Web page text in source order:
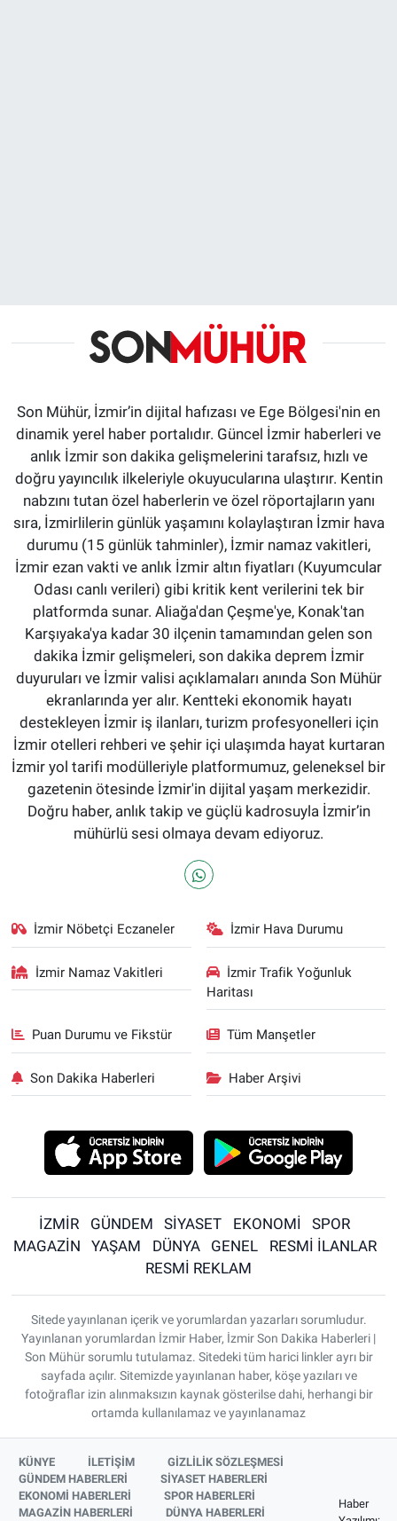
Son Mühür, İzmir’in dijital hafızası ve Ege Bölgesi'nin en
dinamik yerel haber portalıdır. Güncel İzmir haberleri ve
anlık İzmir son dakika gelişmelerini tarafsız, hızlı ve
doğru yayıncılık ilkeleriyle okuyucularına ulaştırır. Kentin
nabzını tutan özel haberlerin ve özel röportajların yanı
sıra, İzmirlilerin günlük yaşamını kolaylaştıran İzmir hava
durumu (15 günlük tahminler), İzmir namaz vakitleri,
İzmir ezan vakti ve anlık İzmir altın fiyatları (Kuyumcular
Odası canlı verileri) gibi kritik kent verilerini tek bir
platformda sunar. Aliağa'dan Çeşme'ye, Konak'tan
Karşıyaka'ya kadar 30 ilçenin tamamından gelen son
dakika İzmir gelişmeleri, son dakika deprem İzmir
duyuruları ve İzmir valisi açıklamaları anında Son Mühür
ekranlarında yer alır. Kentteki ekonomik hayatı
destekleyen İzmir iş ilanları, turizm profesyonelleri için
İzmir otelleri rehberi ve şehir içi ulaşımda hayat kurtaran
İzmir yol tarifi modülleriyle platformumuz, geleneksel bir
gazetenin ötesinde İzmir'in dijital yaşam merkezidir.
Doğru haber, anlık takip ve güçlü kadrosuyla İzmir’in
mühürlü sesi olmaya devam ediyoruz.
İzmir Nöbetçi Eczaneler İzmir Hava Durumu
İzmir Namaz Vakitleri
İzmir Trafik Yoğunluk
Haritası
Puan Durumu ve Fikstür Tüm Manşetler
Son Dakika Haberleri Haber Arşivi
İZMİR GÜNDEM SİYASET EKONOMİ
SPOR
MAGAZİN
YAŞAM DÜNYA GENEL
RESMİ İLANLAR
RESMİ REKLAM
Sitede yayınlanan içerik ve yorumlardan yazarları sorumludur.
Yayınlanan yorumlardan İzmir Haber, İzmir Son Dakika Haberleri |
Son Mühür sorumlu tutulamaz. Sitedeki tüm harici linkler ayrı bir
sayfada açılır. Sitemizde yayınlanan haber, köşe yazıları ve
fotoğraflar izin alınmaksızın kaynak gösterilse dahi, herhangi bir
ortamda kullanılamaz ve yayınlanamaz
KÜNYE İLETİŞİM
GİZLİLİK SÖZLEŞMESİ
GÜNDEM HABERLERİ
SİYASET HABERLERİ
EKONOMİ HABERLERİ
SPOR HABERLERİ
MAGAZİN HABERLERİ
DÜNYA HABERLERİ
Haber